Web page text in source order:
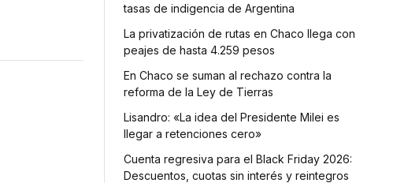
tasas de indigencia de Argentina
La privatización de rutas en Chaco llega con
peajes de hasta 4.259 pesos
En Chaco se suman al rechazo contra la
reforma de la Ley de Tierras
Lisandro: «La idea del Presidente Milei es
llegar a retenciones cero»
Cuenta regresiva para el Black Friday 2026:
Descuentos, cuotas sin interés y reintegros